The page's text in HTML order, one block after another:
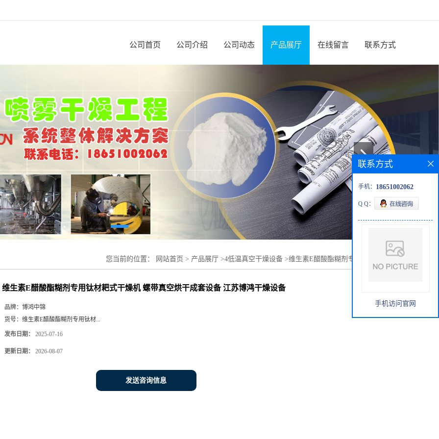
公司首页 公司介绍 公司动态 产品展厅 在线留言 联系方式
您当前的位置： 网站首页 > 产品展厅 >4低温真空干燥设备 >维生素E醋酸酯糊剂专用钛材耙式干
维生素E醋酸酯糊剂专用钛材耙式干燥机 螺带真空烘干成套设备 江苏博鸿干燥设备
品牌： 博鸿中锦
货号： 维生素E醋酸酯糊剂专用钛材...
发布日期： 2025-07-16
更新日期： 2026-08-07
发送咨询信息
联系方式
手机： 18651002062
Q Q：
手机访问官网